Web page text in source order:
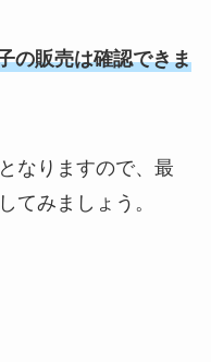
の販売は確認できま
なりますので、最
てみましょう。